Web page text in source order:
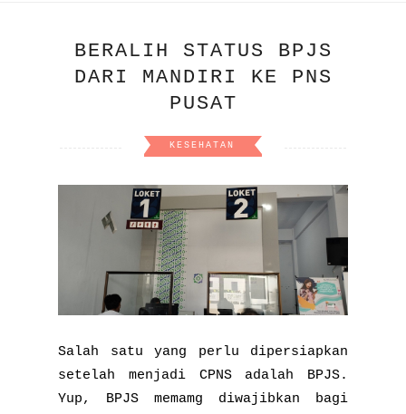
BERALIH STATUS BPJS
DARI MANDIRI KE PNS
PUSAT
KESEHATAN
Salah satu yang perlu dipersiapkan
setelah menjadi CPNS adalah BPJS.
Yup, BPJS memamg diwajibkan bagi